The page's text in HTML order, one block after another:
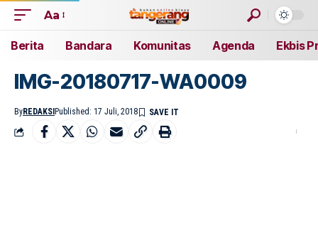
Aa
Berita Bandara Komunitas Agenda Ekbis
IMG-20180717-WA0009
ByREDAKSI Published: 17 Juli, 2018